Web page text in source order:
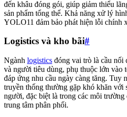
đến khâu đóng gói, giúp giảm thiểu
sản phẩm tổng thể. Khả năng xử lý
YOLO11 đảm bảo phát hiện lỗi chính
Logistics và kho bãi#
Ngành logistics đóng vai trò là cầu nối
và người tiêu dùng, phụ thuộc lớn vào
đáp ứng nhu cầu ngày càng tăng. Tuy
truyền thống thường gặp khó khăn với
người, đặc biệt là trong các môi
trung tâm phân phối.